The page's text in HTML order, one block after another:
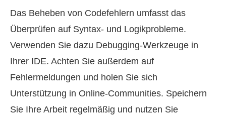
Das Beheben von Codefehlern umfasst das
Überprüfen auf Syntax- und Logikprobleme.
Verwenden Sie dazu Debugging-Werkzeuge in
Ihrer IDE. Achten Sie außerdem auf
Fehlermeldungen und holen Sie sich
Unterstützung in Online-Communities. Speichern
Sie Ihre Arbeit regelmäßig und nutzen Sie